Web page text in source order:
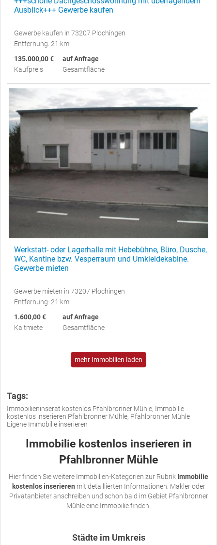
Ausblick+++ Gewerbe kaufen
Gewerbe kaufen in 73207 Plochingen
Entfernung: 21 km
135.000,00 €
Kaufpreis
auf Anfrage
Gesamtfläche
Werkstatt- oder Lagerhalle mit Hebebühne, Büro, Dusche,
WC, Kantine bzw. Vesperraum und Umkleidekabine.
Gewerbe mieten
Gewerbe mieten in 73207 Plochingen
Entfernung: 21 km
1.600,00 €
Kaltmiete
auf Anfrage
Gesamtfläche
mehr Immobilien laden
Tags:
Immobilieninserat kostenlos Pfahlbronner Mühle, Immobilie
kostenlos inserieren Pfahlbronner Mühle, Pfahlbronner Mühle
Eigene Immobilie inserieren
Immobilie kostenlos inserieren in
Pfahlbronner Mühle
Hier finden Sie weitere Immobilien-Kategorien zur Rubrik Immobilie
kostenlos inserieren mit detaillierten Informationen. Makler oder
Privatanbieter anschreiben und schon bald im Gebiet Pfahlbronner
Mühle eine Immobilie finden.
Städte im Umkreis